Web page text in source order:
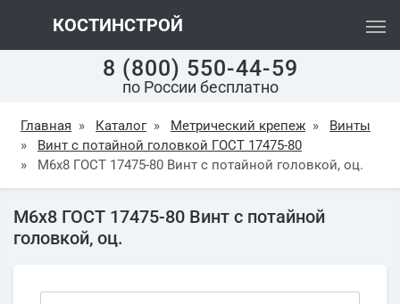
КОСТИНСТРОЙ
8 (800) 550-44-59
по России бесплатно
Главная » Каталог » Метрический крепеж »
Винты
»
Винт с потайной головкой ГОСТ 17475-80
»
М6х8 ГОСТ 17475-80 Винт с потайной головкой, оц.
М6х8 ГОСТ 17475-80 Винт с потайной
головкой, оц.